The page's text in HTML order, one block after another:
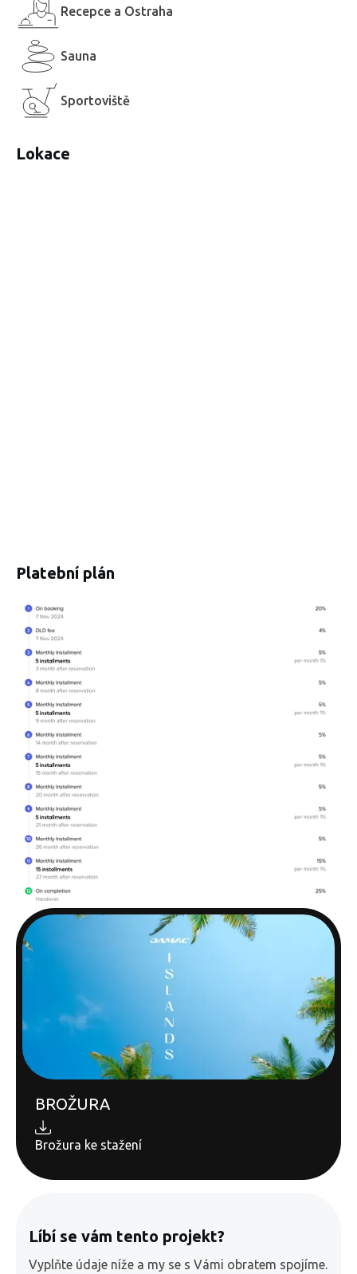
Recepce a Ostraha
Sauna
Sportoviště
Lokace
Platební plán
BROŽURA
Brožura ke stažení
Líbí se vám tento projekt?
Vyplňte údaje níže a my se s Vámi obratem spojíme.